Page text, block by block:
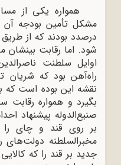
همواره یکی از
مشکل تأمین بودجه
درصدد بودند که از
شود. اما رقابت بینشان
اوایل سلطنت
راه‌آهن بود که شریان
نقشه این بوده است که
بگیرد و همواره رقابت
صنیع‌الدوله پیشنهاد
بر روی قند و چای
مخبرالسلطنه
جدید بر قند را که